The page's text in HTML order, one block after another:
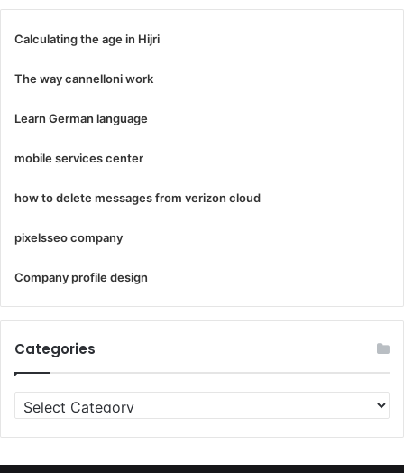
Calculating the age in Hijri
The way cannelloni work
Learn German language
mobile services center
how to delete messages from verizon cloud
pixelsseo company
Company profile design
Categories
Categories